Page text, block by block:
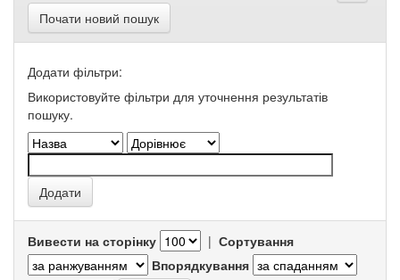
Почати новий пошук
Додати фільтри:
Використовуйте фільтри для уточнення результатів
пошуку.
Вивести на сторінку | Сортування
Впорядкування